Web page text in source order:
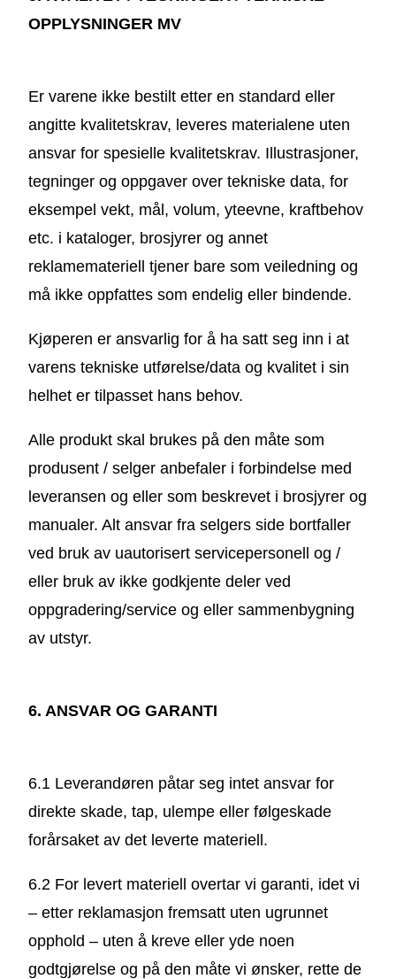
OPPLYSNINGER MV
Er varene ikke bestilt etter en standard eller
angitte kvalitetskrav, leveres materialene uten
ansvar for spesielle kvalitetskrav. Illustrasjoner,
tegninger og oppgaver over tekniske data, for
eksempel vekt, mål, volum, yteevne, kraftbehov
etc. i kataloger, brosjyrer og annet
reklamemateriell tjener bare som veiledning og
må ikke oppfattes som endelig eller bindende.
Kjøperen er ansvarlig for å ha satt seg inn i at
varens tekniske utførelse/data og kvalitet i sin
helhet er tilpasset hans behov.
Alle produkt skal brukes på den måte som
produsent / selger anbefaler i forbindelse med
leveransen og eller som beskrevet i brosjyrer og
manualer. Alt ansvar fra selgers side bortfaller
ved bruk av uautorisert servicepersonell og /
eller bruk av ikke godkjente deler ved
oppgradering/service og eller sammenbygning
av utstyr.
6. ANSVAR OG GARANTI
6.1 Leverandøren påtar seg intet ansvar for
direkte skade, tap, ulempe eller følgeskade
forårsaket av det leverte materiell.
6.2 For levert materiell overtar vi garanti, idet vi
– etter reklamasjon fremsatt uten ugrunnet
opphold – uten å kreve eller yde noen
godtgjørelse og på den måte vi ønsker, rette de